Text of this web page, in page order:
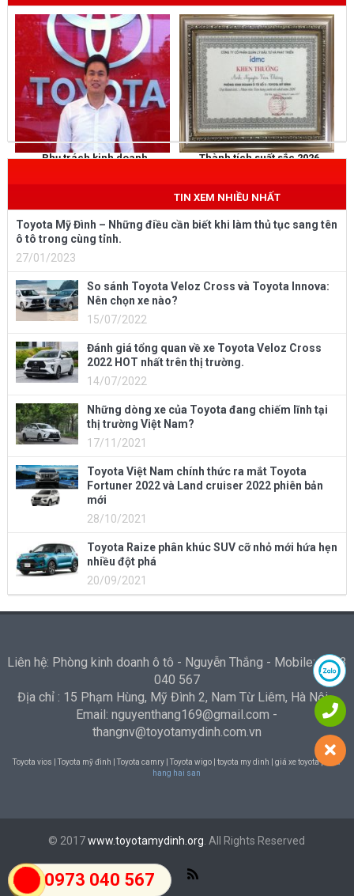
0973 040 567
Phụ trách kinh doanh Thành tích suất sắc 2026
TIN XEM NHIỀU NHẤT
Toyota Mỹ Đình – Những điều cần biết khi làm thủ tục sang tên
ô tô trong cùng tỉnh.
27/01/2023
So sánh Toyota Veloz Cross và Toyota Innova:
Nên chọn xe nào?
15/07/2022
Đánh giá tổng quan về xe Toyota Veloz Cross
2022 HOT nhất trên thị trường.
14/07/2022
Những dòng xe của Toyota đang chiếm lĩnh tại
thị trường Việt Nam?
17/11/2021
Toyota Việt Nam chính thức ra mắt Toyota
Fortuner 2022 và Land cruiser 2022 phiên bản
mới
28/10/2021
Toyota Raize phân khúc SUV cỡ nhỏ mới hứa hẹn
nhiều đột phá
20/09/2021
Liên hệ: Phòng kinh doanh ô tô - Nguyễn Thắng - Mobile: 0973
040 567
Địa chỉ : 15 Phạm Hùng, Mỹ Đình 2, Nam Từ Liêm, Hà Nội -
Email: nguyenthang169@gmail.com -
thangnv@toyotamydinh.com.vn
Toyota vios | Toyota mỹ đình | Toyota camry | Toyota wigo | toyota my dinh | giá xe toyota |
Nha
hang hai san
© 2017www.toyotamydinh.org . All Rights Reserved